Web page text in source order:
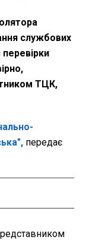
службових
ТЦК,
передає